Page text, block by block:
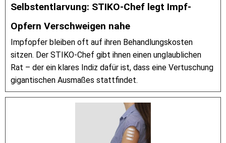
Selbstentlarvung: STIKO-Chef legt Impf-
Opfern Verschweigen nahe
Impfopfer bleiben oft auf ihren Behandlungskosten
sitzen. Der STIKO-Chef gibt ihnen einen unglaublichen
Rat – der ein klares Indiz dafür ist, dass eine Vertuschung
gigantischen Ausmaßes stattfindet.